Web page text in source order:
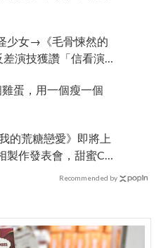
少女→《毛骨悚然的
演技獲讚「信看演
蛋，用一個瘦一個
的荒糖戀愛》即將上
作發表會，甜蜜CP
Recommended by